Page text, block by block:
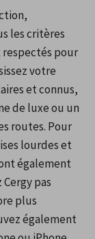
les critères
pour
votre
et connus,
de luxe ou un
routes. Pour
lourdes et
également
pas
plus
également